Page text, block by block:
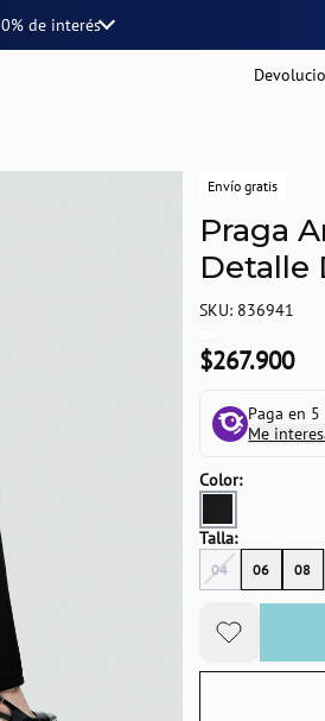
0% de interés
Envío gratis
Praga
Detalle
SKU: 836941
$267.900
Paga en
Me
Color:
Talla:
04
06 08